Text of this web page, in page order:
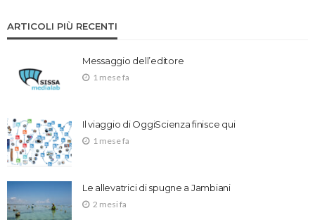
ARTICOLI PIÙ RECENTI
Messaggio dell’editore
1 mese fa
Il viaggio di OggiScienza finisce qui
1 mese fa
Le allevatrici di spugne a Jambiani
2 mesi fa